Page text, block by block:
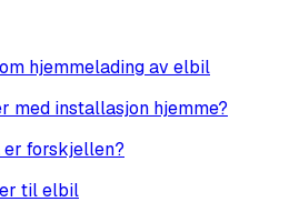
hjemmelading av elbil
med installasjon hjemme?
er forskjellen?
til elbil